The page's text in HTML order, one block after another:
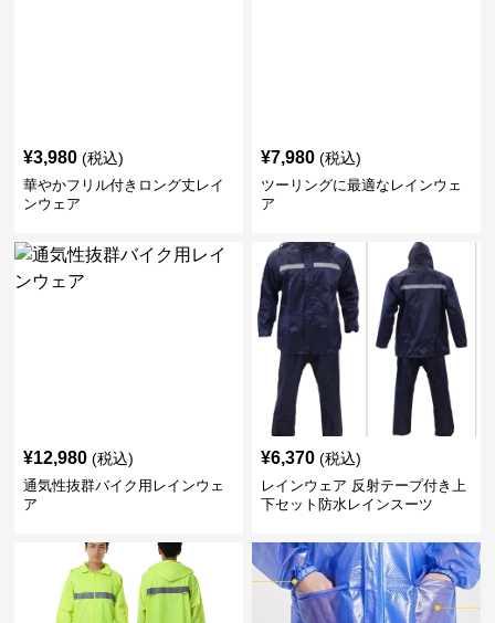
¥3,980 (税込)
華やかフリル付きロング丈レイ
ンウェア
¥7,980 (税込)
ツーリングに最適なレインウェ
ア
¥12,980 (税込)
通気性抜群バイク用レインウェ
ア
¥6,370 (税込)
レインウェア 反射テープ付き上
下セット防水レインスーツ